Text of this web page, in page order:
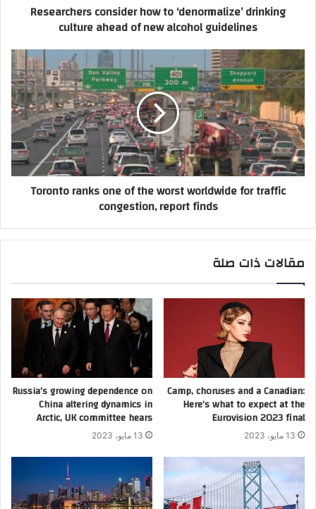
Researchers consider how to ‘denormalize’ drinking
culture ahead of new alcohol guidelines
Toronto ranks one of the worst worldwide for traffic
congestion, report finds
مقالات ذات صلة
Camp, choruses and a Canadian:
Here’s what to expect at the
Eurovision 2023 final
13 مايو، 2023
Russia’s growing dependence on
China altering dynamics in
Arctic, UK committee hears
13 مايو، 2023